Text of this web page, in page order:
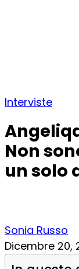
Interviste
Non
un solo
Sonia Russo
Dicembre 20,